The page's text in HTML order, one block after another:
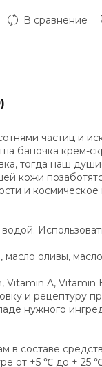
В сравнение
частиц и
баночка крем-
тогда наш
кожи
и
оливы,
Vitamin A, Vitamin
и рецептуру
нужного
в составе
от +5 ℃ до + 25